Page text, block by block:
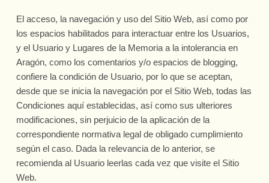
El acceso, la navegación y uso del Sitio Web, así como por
los espacios habilitados para interactuar entre los Usuarios,
y el Usuario y Lugares de la Memoria a la intolerancia en
Aragón, como los comentarios y/o espacios de blogging,
confiere la condición de Usuario, por lo que se aceptan,
desde que se inicia la navegación por el Sitio Web, todas las
Condiciones aquí establecidas, así como sus ulteriores
modificaciones, sin perjuicio de la aplicación de la
correspondiente normativa legal de obligado cumplimiento
según el caso. Dada la relevancia de lo anterior, se
recomienda al Usuario leerlas cada vez que visite el Sitio
Web.